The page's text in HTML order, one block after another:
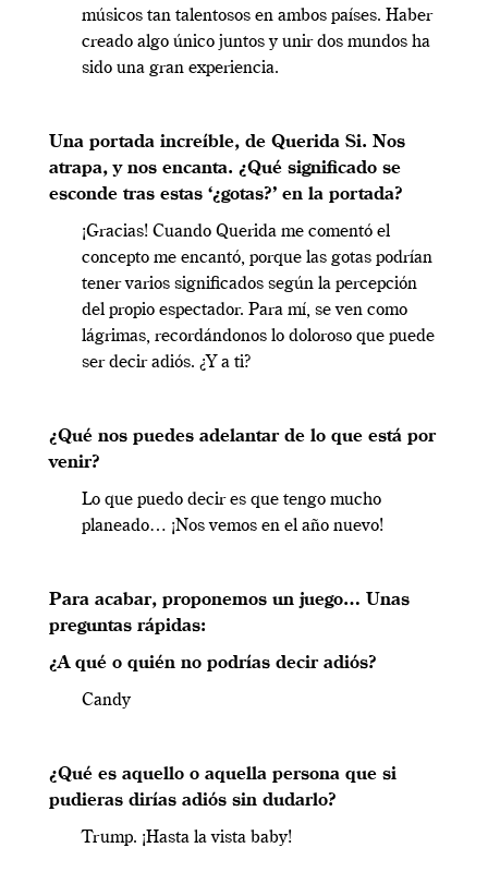
músicos tan talentosos en ambos países. Haber
creado algo único juntos y unir dos mundos ha
sido una gran experiencia.
Una portada increíble, de Querida Si. Nos
atrapa, y nos encanta. ¿Qué significado se
esconde tras estas ‘¿gotas?’ en la portada?
¡Gracias! Cuando Querida me comentó el
concepto me encantó, porque las gotas podrían
tener varios significados según la percepción
del propio espectador. Para mí, se ven como
lágrimas, recordándonos lo doloroso que puede
ser decir adiós. ¿Y a ti?
¿Qué nos puedes adelantar de lo que está por
venir?
Lo que puedo decir es que tengo mucho
planeado… ¡Nos vemos en el año nuevo!
Para acabar, proponemos un juego… Unas
preguntas rápidas:
¿A qué o quién no podrías decir adiós?
Candy
¿Qué es aquello o aquella persona que si
pudieras dirías adiós sin dudarlo?
Trump. ¡Hasta la vista baby!